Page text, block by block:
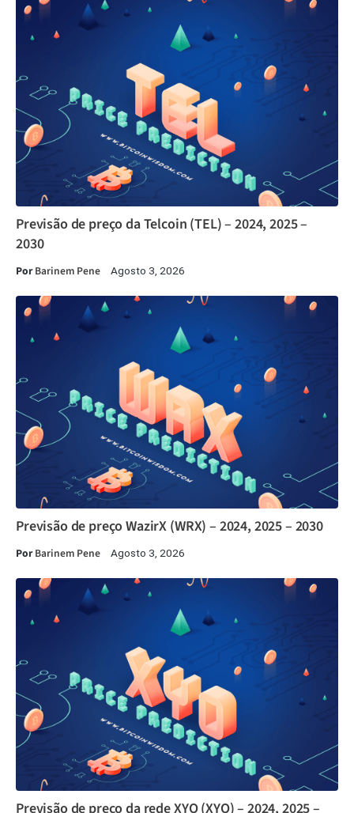
Previsão de preço da Telcoin (TEL) – 2024, 2025 –
2030
PorBarinem Pene Agosto 3, 2026
Previsão de preço WazirX (WRX) – 2024, 2025 – 2030
PorBarinem Pene Agosto 3, 2026
Previsão de preço da rede XYO (XYO) – 2024, 2025 –